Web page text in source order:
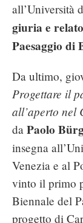
all’Università
giuria e
Paesaggio di
Da ultimo, g
Progettare il
all’aperto nel
da Paolo
insegna
Venezia e al
vinto il primo
Biennale del
progetto di